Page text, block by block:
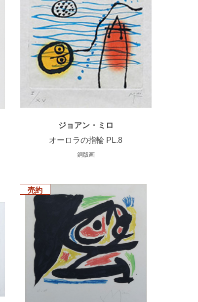
ジョアン・ミロ
オーロラの指輪 PL.8
銅版画
売約